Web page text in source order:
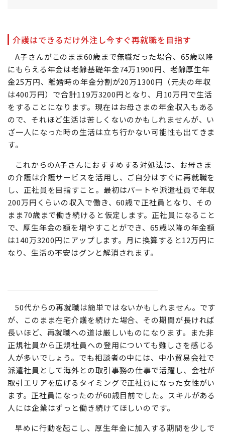
介護はできるだけ外注し今すぐ再就職を目指す
A子さんがこのまま60歳まで無職だった場合、65歳以降
にもらえる年金は老齢基礎年金74万1900円、老齢厚生年
金25万円、離婚時の年金分割が20万1300円（元夫の年収
は400万円）で合計119万3200円となり、月10万円で生活
をすることになります。現在はお母さまの年金収入もある
ので、それほど生活は苦しくないのかもしれませんが、い
ざ一人になった時の生活は立ち行かない可能性も出てきま
す。
これからのA子さんにおすすめする対処法は、お母さま
の介護は介護サービスを活用し、ご自分はすぐに再就職を
し、正社員を目指すこと。最初はパートや派遣社員で年収
200万円くらいの収入で働き、60歳で正社員となり、その
まま70歳まで働き続けると仮定します。正社員になること
で、厚生年金の額を増やすことができ、65歳以降の年金額
は140万3200円にアップします。月に換算すると12万円に
なり、生活の不安はグンと解消されます。
50代からの再就職は簡単ではないかもしれません。です
が、このまま在宅介護を続けた場合、その期間が長ければ
長いほど、再就職への道は厳しいものになります。また非
正規社員から正規社員への登用についても難しさを感じる
人が多いでしょう。でも相談者の中には、中小貿易会社で
派遣社員として海外との取引事務の仕事で活躍し、会社が
取引エリアを広げるタイミングで正社員になった女性がい
ます。正社員になったのが60歳目前でした。スキルがある
人には企業はずっと働き続けてほしいのです。
早めに行動を起こし、厚生年金に加入する期間を少しで